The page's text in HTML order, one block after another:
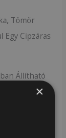
Tömör
Egy Cipzáras
Állítható
×